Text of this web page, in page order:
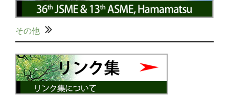
その他